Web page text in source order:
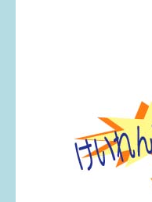
さまざまな